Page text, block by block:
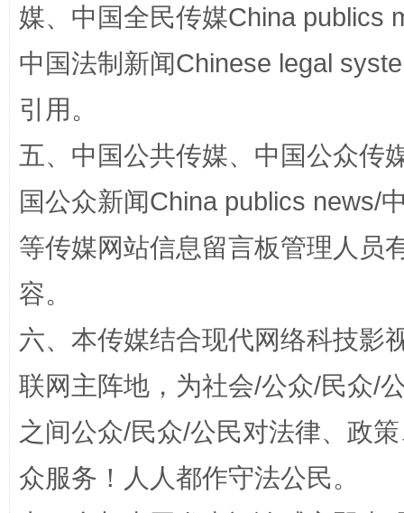
国家大学科技园优化重塑工作
扯下公款旅游的“隐身衣” 如何以
媒、中国全民传媒China publics
中国法制新闻Chinese legal
引用。
五、中国公共传媒、中国公众传
国公众新闻China publics news/
等传媒网站信息留言板管理人员
容。
六、本传媒结合现代网络科技影
联网主阵地，为社会/公众/民众/
之间公众/民众/公民对法律、政
众服务！人人都作守法公民。